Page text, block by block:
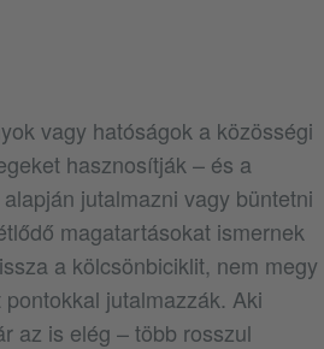
vagy hatóságok a közösségi
hasznosítják – és a
jutalmazni vagy büntetni
magatartásokat ismernek
a kölcsönbiciklit, nem megy
jutalmazzák. Aki
az is elég – több rosszul